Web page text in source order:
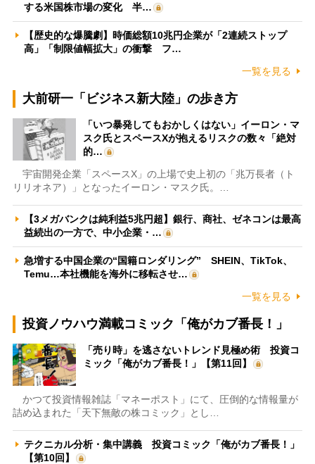
する米国株市場の変化 半…
【歴史的な爆騰劇】時価総額10兆円企業が「2連続ストップ
高」「制限値幅拡大」の衝撃 フ…
一覧を見る
大前研一「ビジネス新大陸」の歩き方
「いつ暴発してもおかしくはない」イーロン・マ
スク氏とスペースXが抱えるリスクの数々「絶対
的…
宇宙開発企業「スペースX」の上場で史上初の「兆万長者（ト
リリオネア）」となったイーロン・マスク氏。…
【3メガバンクは純利益5兆円超】銀行、商社、ゼネコンは最高
益続出の一方で、中小企業・…
急増する中国企業の“国籍ロンダリング” SHEIN、TikTok、
Temu…本社機能を海外に移転させ…
一覧を見る
投資ノウハウ満載コミック「俺がカブ番長！」
「売り時」を逃さないトレンド見極め術 投資コ
ミック「俺がカブ番長！」【第11回】
かつて投資情報雑誌「マネーポスト」にて、圧倒的な情報量が
詰め込まれた「天下無敵の株コミック」とし…
テクニカル分析・集中講義 投資コミック「俺がカブ番長！」
【第10回】